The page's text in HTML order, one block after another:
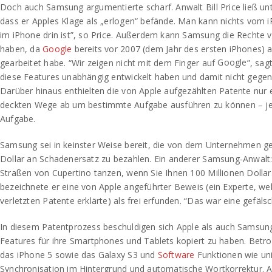
Doch auch Samsung argumentierte scharf. Anwalt Bill Price ließ
dass er Apples Klage als „erlogen“ befände. Man kann nichts vom
im iPhone drin ist”, so Price. Außerdem kann Samsung die Rechte
haben, daGoogle bereits vor 2007 (dem Jahr des ersten iPhones)
gearbeitet habe. “Wir zeigen nicht mit dem Finger auf Google”,
diese Features unabhängig entwickelt haben und damit nicht
Darüber hinaus enthielten die von Apple aufgezählten Patente nur
deckten Wege ab um bestimmte Aufgabe ausführen zu können –
Aufgabe.
Samsung sei in keinster Weise bereit, die von dem Unternehmen
Dollar an Schadenersatz zu bezahlen. Ein anderer Samsung-
Straßen von Cupertino tanzen, wenn Sie Ihnen 100 Millionen
bezeichnete er eine von Apple angeführter Beweis (ein Experte,
verletzten Patente erklärte) als frei erfunden. “Das war eine
In diesem Patentprozess beschuldigen sich Apple als auch
Features für ihre Smartphones und Tablets kopiert zu haben.
das iPhone 5 sowie das Galaxy S3 und Software Funktionen wie
Synchronisation im Hintergrund und automatische Wortkorrektur.